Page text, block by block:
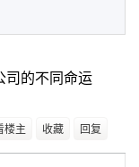
司的不同命运
楼主 收藏 回复